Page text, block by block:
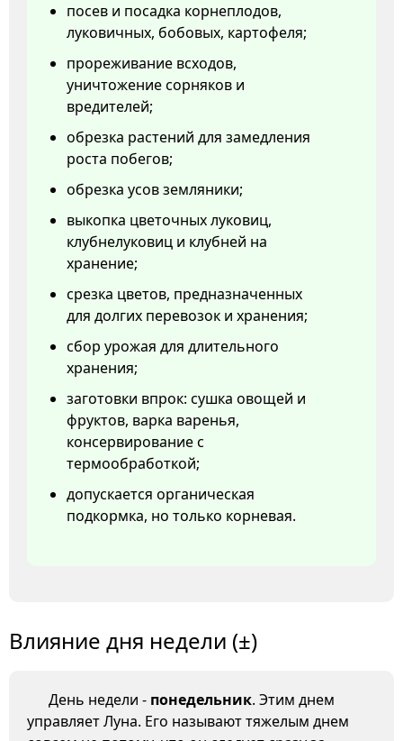
посев и посадка корнеплодов,
луковичных, бобовых, картофеля;
прореживание всходов,
уничтожение сорняков и
вредителей;
обрезка растений для замедления
роста побегов;
обрезка усов земляники;
выкопка цветочных луковиц,
клубнелуковиц и клубней на
хранение;
срезка цветов, предназначенных
для долгих перевозок и хранения;
сбор урожая для длительного
хранения;
заготовки впрок: сушка овощей и
фруктов, варка варенья,
консервирование с
термообработкой;
допускается органическая
подкормка, но только корневая.
Влияние дня недели (±)
День недели - понедельник. Этим днем
управляет Луна. Его называют тяжелым днем